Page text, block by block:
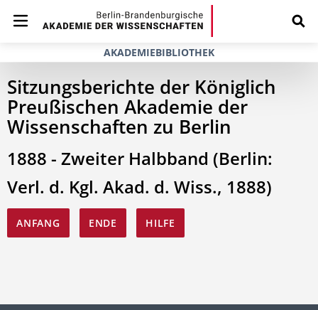
AKADEMIEBIBLIOTHEK
Sitzungsberichte der Königlich
Preußischen Akademie der
Wissenschaften zu Berlin
1888 - Zweiter Halbband (Berlin:
Verl. d. Kgl. Akad. d. Wiss., 1888)
ANFANG ENDE HILFE